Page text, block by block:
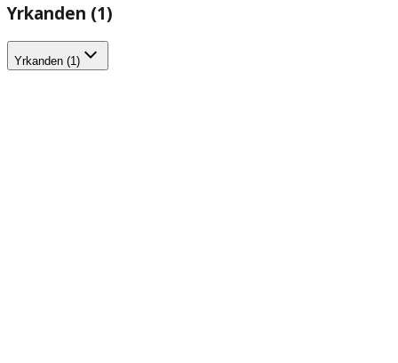
Yrkanden (1)
Yrkanden (1)